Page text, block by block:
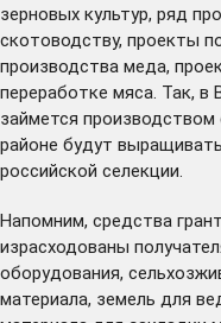
зерновых культур, ряд
скотоводству, проекты
производства меда,
переработке мяса. Так, в
займется
районе будут
российской селекции.
Напомним, средства
израсходованы
оборудования,
материала, земель для